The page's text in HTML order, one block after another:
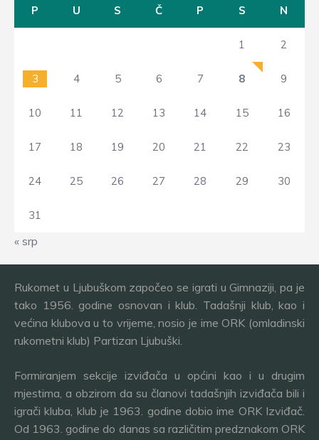
P U S Č P S N
1 2
3 4 5 6 7 8 9
10 11 12 13 14 15 16
17 18 19 20 21 22 23
24 25 26 27 28 29 30
31
« srp
Rukomet u Ljubuškom započeo se igrati u Gimnaziji, pa je
tako 1956. godine osnovan i klub. Tadašnji klub, kao i
većina klubova u to vrijeme, nosio je ime ORK (omladinski
rukometni klub) Partizan Ljubuški.
Formiranjem sekcije izviđača u općini kao i u drugim
mjestima, a obzirom da su članovi tadašnjih izviđača bili i
igrači kluba, klub je 1963. godine dobio ime ORK Izviđač.
Od 1963. godine do danas sa različitim predznakom ORK